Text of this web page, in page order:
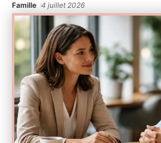
Famille 4 juillet 2026